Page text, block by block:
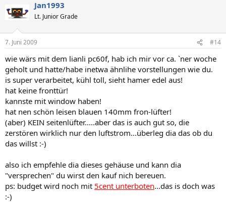
Jan1993
Lt. Junior Grade
7. Juni 2009 #14
wie wärs mit dem lianli pc60f, hab ich mir vor ca. `ner woche
geholt und hatte/habe inetwa ähnlihe vorstellungen wie du.
is super verarbeitet, kühl toll, sieht hamer edel aus!
hat keine fronttür!
kannste mit window haben!
hat nen schön leisen blauen 140mm fron-lüfter!
(aber) KEIN seitenlüfter.....aber das is auch gut so, die
zerstören wirklich nur den luftstrom...überleg dia das ob du
das willst :-)
also ich empfehle dia dieses gehäuse und kann dia
"versprechen" du wirst den kauf nich bereuen.
ps: budget wird noch mit 5cent unterboten...das is doch was
:-)